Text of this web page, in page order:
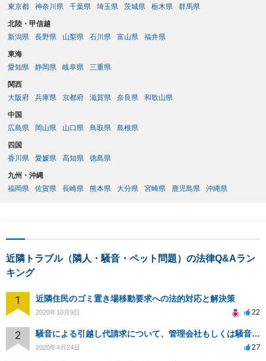
東京都
神奈川県 千葉県 埼玉県 茨城県 栃木県 群馬県
北陸・甲信越
新潟県
長野県 山梨県 石川県 富山県 福井県
東海
愛知県
静岡県 岐阜県 三重県
関西
大阪府
兵庫県 京都府 滋賀県 奈良県 和歌山県
中国
広島県
岡山県 山口県 鳥取県 島根県
四国
香川県
愛媛県 高知県 徳島県
九州・沖縄
福岡県
佐賀県 長崎県 熊本県 大分県 宮崎県 鹿児島県 沖縄県
近隣トラブル（隣人・騒音・ペット問題）の法律Q&Aラン
キング
1 近隣住民のゴミ置き場移動要求への法的対応と解決策
2020年10月9日 22
2 騒音による引越し代請求について、管理会社もしくは騒音主から請求できるか？
2020年4月24日 27